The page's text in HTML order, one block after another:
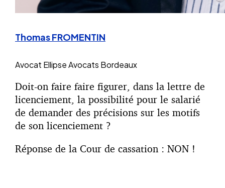
Thomas FROMENTIN
Avocat Ellipse Avocats Bordeaux
Doit-on faire faire figurer, dans la lettre de
licenciement, la possibilité pour le salarié
de demander des précisions sur les motifs
de son licenciement ?
Réponse de la Cour de cassation : NON !